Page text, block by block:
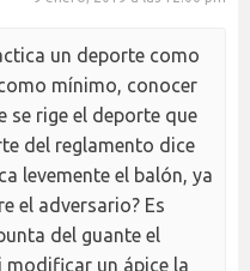
un deporte como
mínimo, conocer
se rige el deporte que
del reglamento dice
levemente el balón, ya
el adversario? Es
del guante el
modificar un ápice la